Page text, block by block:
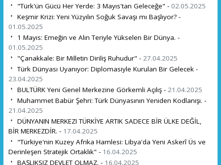
"Türk'ün Gücü Her Yerde: 3 Mayıs'tan Geleceğe" - 02.05.2025
Keşmir Krizi: Yeni Yüzyılın Soğuk Savaşı mı Başlıyor? -
01.05.2025
1 Mayıs: Emeğin ve Alın Teriyle Yükselen Bir Dünya. -
01.05.2025
"Çanakkale: Bir Milletin Diriliş Ruhudur" - 27.04.2025
Türk Dünyası Uyanıyor: Diplomasiyle Kurulan Bir Gelecek -
23.04.2025
BULTÜRK Yeni Genel Merkezine Görkemli Açılış - 21.04.2025
Muhammet Babür Şehri: Türk Dünyasının Yeniden Kodlanışı. -
21.04.2025
DÜNYANIN MERKEZI TÜRKİYE ARTIK SADECE BİR ÜLKE DEĞİL,
BİR MERKEZDİR. - 17.04.2025
"Türkiye'nin Kuzey Afrika Hamlesi: Libya'da Yeni Askerî Üs ve
Derinleşen Stratejik Ortaklık" - 16.04.2025
BAŞLIKSIZ DEVLET OLMAZ. - 16.04.2025